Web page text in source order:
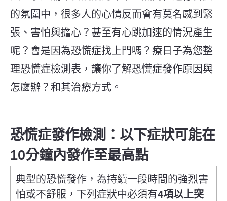
的氛圍中，很多人的心情反而會有莫名感到緊
張、害怕與擔心？甚至有心跳加速的情況產生
呢？會是因為恐慌症找上門嗎？療日子為您整
理恐慌症檢測表，讓你了解恐慌症發作原因與
怎麼辦？和其治療方式。
恐慌症發作檢測：以下症狀可能在
10分鐘內發作至最高點
典型的恐慌發作，為持續一段時間的強烈害
怕或不舒服，下列症狀中必須有4項以上突